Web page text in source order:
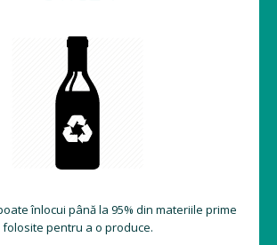
înlocui până la 95% din materiile prime
folosite pentru a o produce.